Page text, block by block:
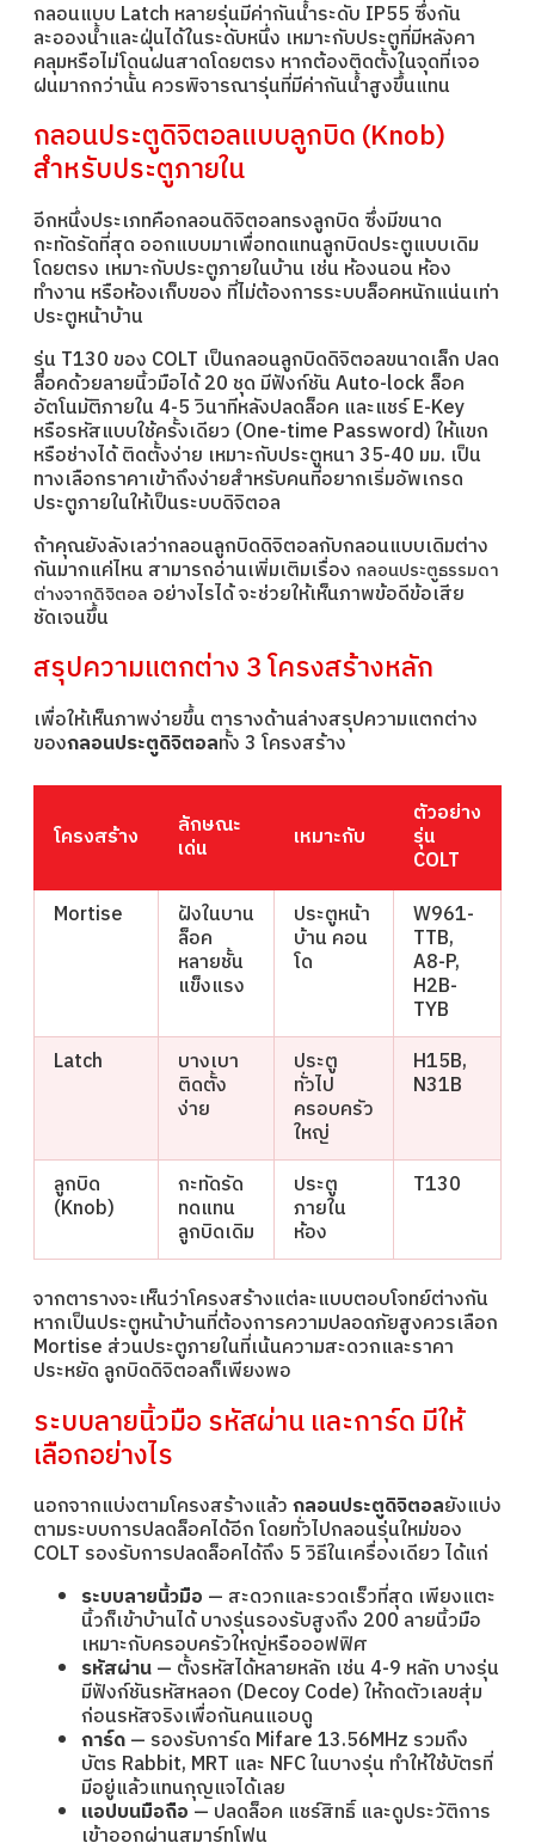
กลอนแบบ Latch หลายรุ่นมีค่ากันน้ำระดับ IP55 ซึ่งกัน
ละอองน้ำและฝุ่นได้ในระดับหนึ่ง เหมาะกับประตูที่มีหลังคา
คลุมหรือไม่โดนฝนสาดโดยตรง หากต้องติดตั้งในจุดที่เจอ
ฝนมากกว่านั้น ควรพิจารณารุ่นที่มีค่ากันน้ำสูงขึ้นแทน
กลอนประตูดิจิตอลแบบลูกบิด (Knob)
สำหรับประตูภายใน
อีกหนึ่งประเภทคือกลอนดิจิตอลทรงลูกบิด ซึ่งมีขนาด
กะทัดรัดที่สุด ออกแบบมาเพื่อทดแทนลูกบิดประตูแบบเดิม
โดยตรง เหมาะกับประตูภายในบ้าน เช่น ห้องนอน ห้อง
ทำงาน หรือห้องเก็บของ ที่ไม่ต้องการระบบล็อคหนักแน่นเท่า
ประตูหน้าบ้าน
รุ่น T130 ของ COLT เป็นกลอนลูกบิดดิจิตอลขนาดเล็ก ปลด
ล็อคด้วยลายนิ้วมือได้ 20 ชุด มีฟังก์ชัน Auto-lock ล็อค
อัตโนมัติภายใน 4-5 วินาทีหลังปลดล็อค และแชร์ E-Key
หรือรหัสแบบใช้ครั้งเดียว (One-time Password) ให้แขก
หรือช่างได้ ติดตั้งง่าย เหมาะกับประตูหนา 35-40 มม. เป็น
ทางเลือกราคาเข้าถึงง่ายสำหรับคนที่อยากเริ่มอัพเกรด
ประตูภายในให้เป็นระบบดิจิตอล
ถ้าคุณยังลังเลว่ากลอนลูกบิดดิจิตอลกับกลอนแบบเดิมต่าง
กันมากแค่ไหน สามารถอ่านเพิ่มเติมเรื่อง กลอนประตูธรรมดา
ต่างจากดิจิตอล อย่างไรได้ จะช่วยให้เห็นภาพข้อดีข้อเสีย
ชัดเจนขึ้น
สรุปความแตกต่าง 3 โครงสร้างหลัก
เพื่อให้เห็นภาพง่ายขึ้น ตารางด้านล่างสรุปความแตกต่าง
ของกลอนประตูดิจิตอลทั้ง 3 โครงสร้าง
โครงสร้าง ลักษณะ
เด่น เหมาะกับ
ตัวอย่าง
รุ่น
COLT
Mortise
ฝังในบาน
ล็อค
หลายชั้น
แข็งแรง
ประตูหน้า
บ้าน คอน
โด
W961-
TTB,
A8-P,
H2B-
TYB
Latch
บางเบา
ติดตั้ง
ง่าย
ประตู
ทั่วไป
ครอบครัว
ใหญ่
H15B,
N31B
ลูกบิด
(Knob)
กะทัดรัด
ทดแทน
ลูกบิดเดิม
ประตู
ภายใน
ห้อง
T130
จากตารางจะเห็นว่าโครงสร้างแต่ละแบบตอบโจทย์ต่างกัน
หากเป็นประตูหน้าบ้านที่ต้องการความปลอดภัยสูงควรเลือก
Mortise ส่วนประตูภายในที่เน้นความสะดวกและราคา
ประหยัด ลูกบิดดิจิตอลก็เพียงพอ
ระบบลายนิ้วมือ รหัสผ่าน และการ์ด มีให้
เลือกอย่างไร
นอกจากแบ่งตามโครงสร้างแล้วกลอนประตูดิจิตอลยังแบ่ง
ตามระบบการปลดล็อคได้อีก โดยทั่วไปกลอนรุ่นใหม่ของ
COLT รองรับการปลดล็อคได้ถึง 5 วิธีในเครื่องเดียว ได้แก่
ระบบลายนิ้วมือ — สะดวกและรวดเร็วที่สุด เพียงแตะ
นิ้วก็เข้าบ้านได้ บางรุ่นรองรับสูงถึง 200 ลายนิ้วมือ
เหมาะกับครอบครัวใหญ่หรือออฟฟิศ
รหัสผ่าน— ตั้งรหัสได้หลายหลัก เช่น 4-9 หลัก บางรุ่น
มีฟังก์ชันรหัสหลอก (Decoy Code) ให้กดตัวเลขสุ่ม
ก่อนรหัสจริงเพื่อกันคนแอบดู
การ์ด— รองรับการ์ด Mifare 13.56MHz รวมถึง
บัตร Rabbit, MRT และ NFC ในบางรุ่น ทำให้ใช้บัตรที่
มีอยู่แล้วแทนกุญแจได้เลย
แอปบนมือถือ — ปลดล็อค แชร์สิทธิ์ และดูประวัติการ